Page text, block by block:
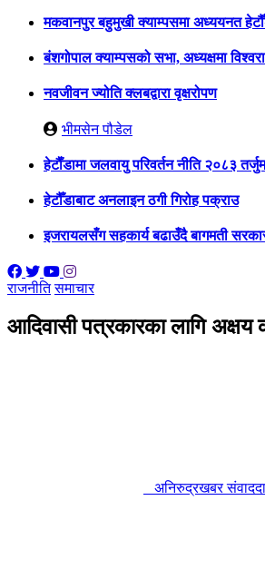
मकवानपुर बहुमुखी क्याम्पसमा अध्ययनत
बंशगोपाल क्याम्पसको सभा, अध्यक्षमा
नवजीवन ज्योति क्लबद्वारा वृक्षरोपण
भीमसेन पौडेल
हेटाैँडामा जलवायु परिवर्तन नीति २०८३
हेटौँडाबाट अनलाइन ठगी गिरोह पक्राउ
इजरायलसँग सहकार्य बढाउँदै बागमती
राजनीति समाचार
आदिवासी पत्रकारका लागि अक्षय
अनिरुद्रखबर